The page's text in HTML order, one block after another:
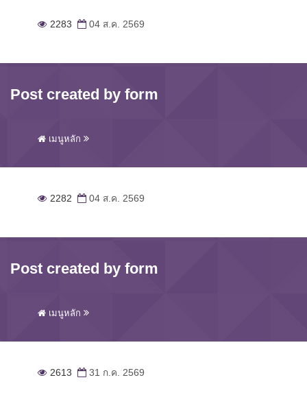
2283 04 ส.ค. 2569
Post created by form
เมนูหลัก
2282 04 ส.ค. 2569
Post created by form
เมนูหลัก
2613 31 ก.ค. 2569